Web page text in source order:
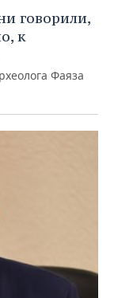
говорили,
к
Фаяза